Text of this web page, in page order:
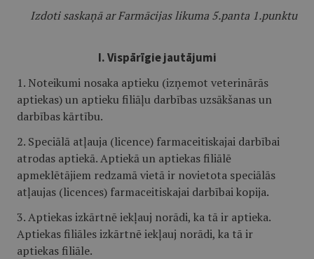
Izdoti saskaņā ar Farmācijas likuma 5.panta 1.punktu
I. Vispārīgie jautājumi
1. Noteikumi nosaka aptieku (izņemot veterinārās
aptiekas) un aptieku filiāļu darbības uzsākšanas un
darbības kārtību.
2. Speciālā atļauja (licence) farmaceitiskajai darbībai
atrodas aptiekā. Aptiekā un aptiekas filiālē
apmeklētājiem redzamā vietā ir novietota speciālās
atļaujas (licences) farmaceitiskajai darbībai kopija.
3. Aptiekas izkārtnē iekļauj norādi, ka tā ir aptieka.
Aptiekas filiāles izkārtnē iekļauj norādi, ka tā ir
aptiekas filiāle.